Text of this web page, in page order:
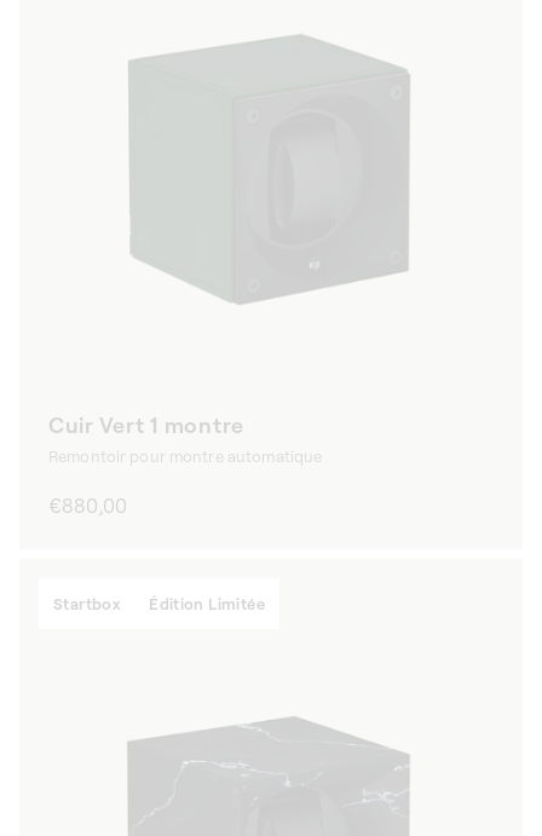
Cuir Vert 1 montre
Remontoir pour montre automatique
Prix
€880,00
Startbox Édition Limitée